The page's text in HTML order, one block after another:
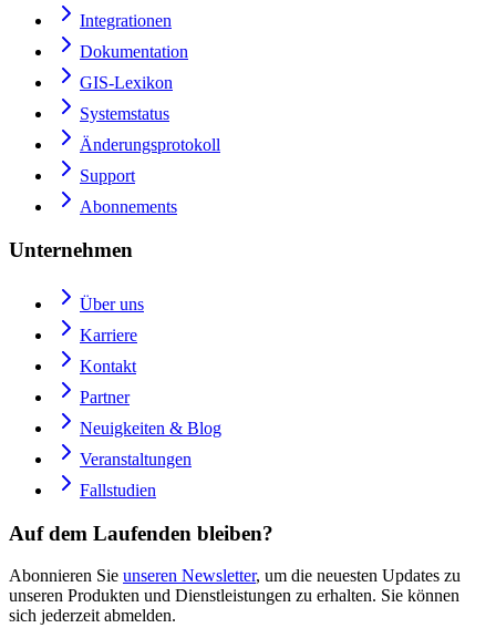
Integrationen
Dokumentation
GIS-Lexikon
Systemstatus
Änderungsprotokoll
Support
Abonnements
Unternehmen
Über uns
Karriere
Kontakt
Partner
Neuigkeiten & Blog
Veranstaltungen
Fallstudien
Auf dem Laufenden bleiben?
Abonnieren Sie unseren Newsletter, um die neuesten Updates zu
unseren Produkten und Dienstleistungen zu erhalten. Sie können
sich jederzeit abmelden.